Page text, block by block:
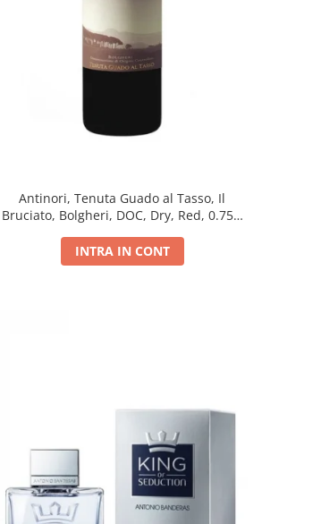
Antinori, Tenuta Guado al Tasso, Il
Bruciato, Bolgheri, DOC, Dry, Red, 0.75L,
INTRA IN CONT